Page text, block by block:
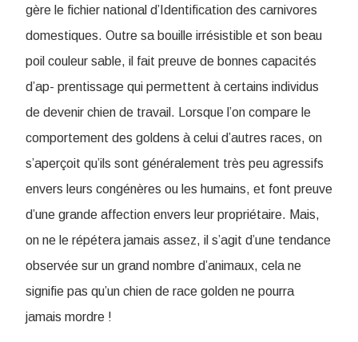
gère le fichier national d’Identification des carnivores
domestiques. Outre sa bouille irrésistible et son beau
poil couleur sable, il fait preuve de bonnes capacités
d’ap- prentissage qui permettent à certains individus
de devenir chien de travail. Lorsque l’on compare le
comportement des goldens à celui d’autres races, on
s’aperçoit qu’ils sont généralement très peu agressifs
envers leurs congénères ou les humains, et font preuve
d’une grande affection envers leur propriétaire. Mais,
on ne le répétera jamais assez, il s’agit d’une tendance
observée sur un grand nombre d’animaux, cela ne
signifie pas qu’un chien de race golden ne pourra
jamais mordre !